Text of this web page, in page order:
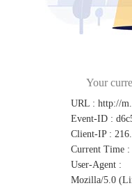
Your
URL : http://
Event-ID :
Client-IP :
Current Time :
User-Agent :
Mozilla/5.0